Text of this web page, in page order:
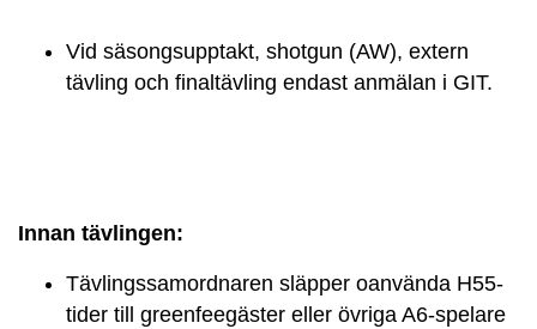
Vid säsongsupptakt, shotgun (AW), extern
tävling och finaltävling endast anmälan i GIT.
Innan tävlingen:
Tävlingssamordnaren släpper oanvända H55-
tider till greenfeegäster eller övriga A6-spelare